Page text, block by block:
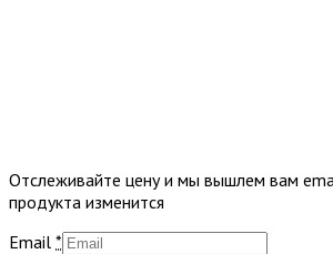
Отслеживайте цену и мы вышлем вам
продукта изменится
Email *